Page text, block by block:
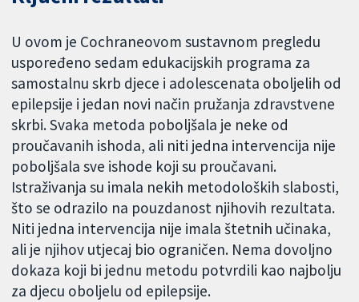
U ovom je Cochraneovom sustavnom pregledu
uspoređeno sedam edukacijskih programa za
samostalnu skrb djece i adolescenata oboljelih od
epilepsije i jedan novi način pružanja zdravstvene
skrbi. Svaka metoda poboljšala je neke od
proučavanih ishoda, ali niti jedna intervencija nije
poboljšala sve ishode koji su proučavani.
Istraživanja su imala nekih metodoloških slabosti,
što se odrazilo na pouzdanost njihovih rezultata.
Niti jedna intervencija nije imala štetnih učinaka,
ali je njihov utjecaj bio ograničen. Nema dovoljno
dokaza koji bi jednu metodu potvrdili kao najbolju
za djecu oboljelu od epilepsije.